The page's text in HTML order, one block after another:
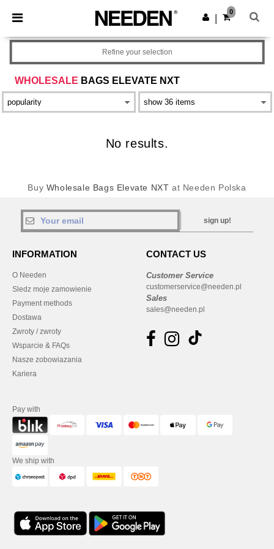
× Aplikacja Needen
Lepsze ceny w aplikacji!
Pobierz app
0
WHOLESALE BAGS ELEVATE NXT
Refine your selection
No results.
Buy Wholesale Bags Elevate NXT at Needen Polska
sign up!
INFORMATION
O Needen
Sledz moje zamowienie
Payment methods
Dostawa
Zwroty / zwroty
Wsparcie & FAQs
Nasze zobowiazania
Kariera
CONTACT US
Customer Service
customerservice@needen.pl
Sales
sales@needen.pl
Pay with
We ship with